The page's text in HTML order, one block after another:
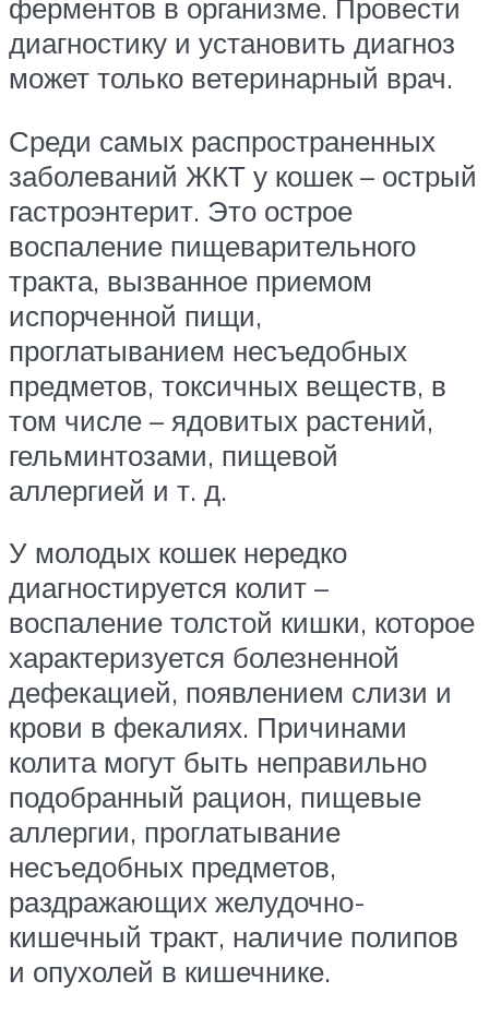
ферментов в организме. Провести
диагностику и установить диагноз
может только ветеринарный врач.
Среди самых распространенных
заболеваний ЖКТ у кошек – острый
гастроэнтерит. Это острое
воспаление пищеварительного
тракта, вызванное приемом
испорченной пищи,
проглатыванием несъедобных
предметов, токсичных веществ, в
том числе – ядовитых растений,
гельминтозами, пищевой
аллергией и т. д.
У молодых кошек нередко
диагностируется колит –
воспаление толстой кишки, которое
характеризуется болезненной
дефекацией, появлением слизи и
крови в фекалиях. Причинами
колита могут быть неправильно
подобранный рацион, пищевые
аллергии, проглатывание
несъедобных предметов,
раздражающих желудочно-
кишечный тракт, наличие полипов
и опухолей в кишечнике.